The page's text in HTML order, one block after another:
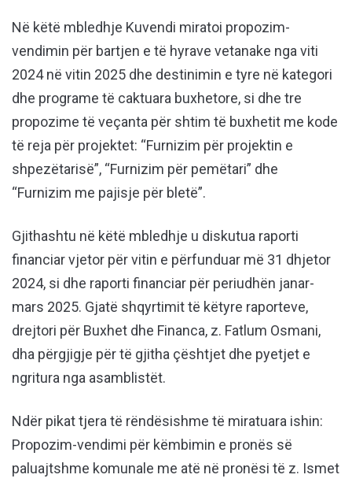
Në këtë mbledhje Kuvendi miratoi propozim-
vendimin për bartjen e të hyrave vetanake nga viti
2024 në vitin 2025 dhe destinimin e tyre në kategori
dhe programe të caktuara buxhetore, si dhe tre
propozime të veçanta për shtim të buxhetit me kode
të reja për projektet: “Furnizim për projektin e
shpezëtarisë”, “Furnizim për pemëtari” dhe
“Furnizim me pajisje për bletë”.
Gjithashtu në këtë mbledhje u diskutua raporti
financiar vjetor për vitin e përfunduar më 31 dhjetor
2024, si dhe raporti financiar për periudhën janar-
mars 2025. Gjatë shqyrtimit të këtyre raporteve,
drejtori për Buxhet dhe Financa, z. Fatlum Osmani,
dha përgjigje për të gjitha çështjet dhe pyetjet e
ngritura nga asamblistët.
Ndër pikat tjera të rëndësishme të miratuara ishin:
Propozim-vendimi për këmbimin e pronës së
paluajtshme komunale me atë në pronësi të z. Ismet